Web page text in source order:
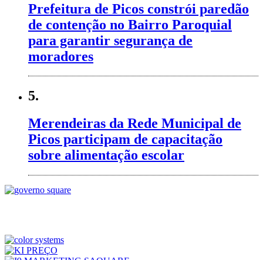
Prefeitura de Picos constrói paredão
de contenção no Bairro Paroquial
para garantir segurança de
moradores
5.
Merendeiras da Rede Municipal de
Picos participam de capacitação
sobre alimentação escolar